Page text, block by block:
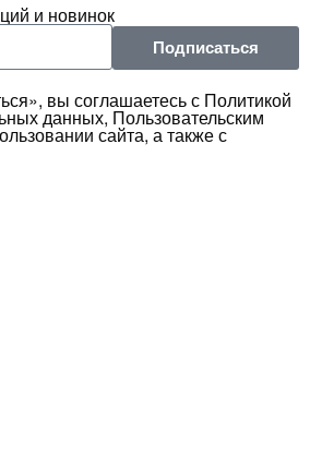
и новинок
Подписаться
вы соглашаетесь с Политикой
данных, Пользовательским
сайта, а также с